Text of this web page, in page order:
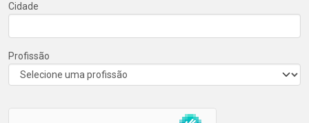
Cidade
Profissão